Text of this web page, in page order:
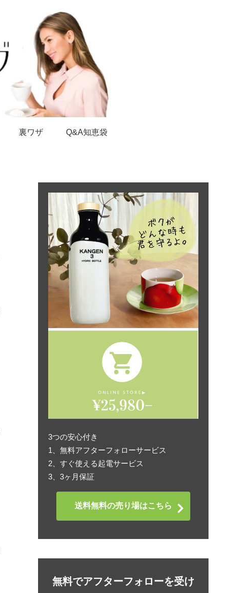
裏ワザ Q&A知恵袋
3つの安心付き
1、無料アフターフォローサービス
2、すぐ使える起電サービス
3、3ヶ月保証
送料無料の売り場はこちら
無料でアフターフォローを受け